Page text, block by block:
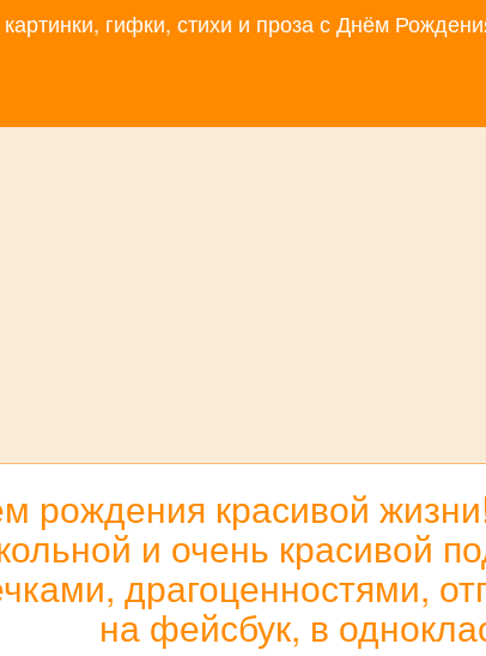
гифки, стихи и проза с Днём
рождения красивой
и очень красивой
драгоценностями,
на фейсбук, в